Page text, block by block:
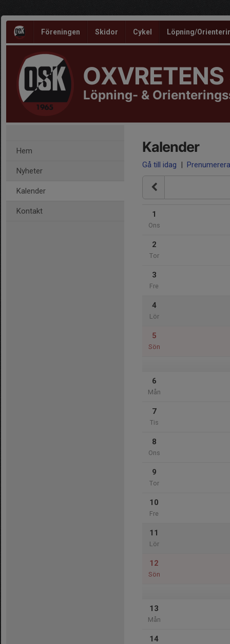
Föreningen Skidor Cykel Löpning/
OXVRETENS
Löpning- &
Hem
Nyheter
Kalender
Kontakt
Kalender
Gå till idag | Prenumerera
1
Ons
2
Tor
3
Fre
4
Lör
5
Sön
6
Mån
7
Tis
8
Ons
9
Tor
10
Fre
11
Lör
12
Sön
13
Mån
14